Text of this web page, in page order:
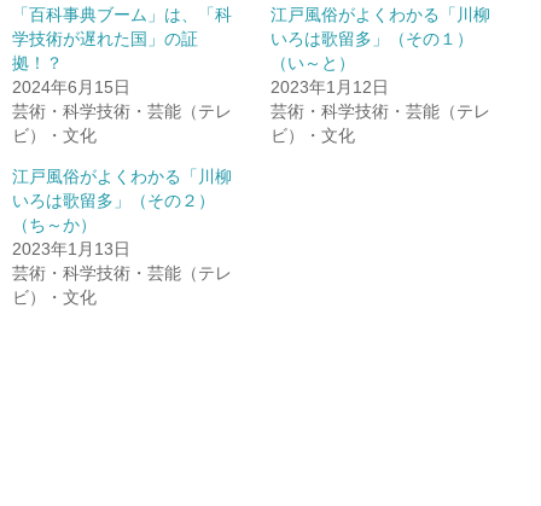
「百科事典ブーム」は、「科
学技術が遅れた国」の証
拠！？
2024年6月15日
芸術・科学技術・芸能（テレ
ビ）・文化
江戸風俗がよくわかる「川柳
いろは歌留多」（その１）
（い～と）
2023年1月12日
芸術・科学技術・芸能（テレ
ビ）・文化
江戸風俗がよくわかる「川柳
いろは歌留多」（その２）
（ち～か）
2023年1月13日
芸術・科学技術・芸能（テレ
ビ）・文化